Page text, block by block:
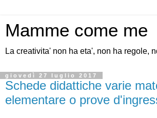
Mamme come me
La creativita' non ha eta', non ha regole,
giovedì 27 luglio 2017
Schede didattiche varie
elementare o prove